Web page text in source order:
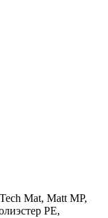
Mat, Matt MP,
РЕ,